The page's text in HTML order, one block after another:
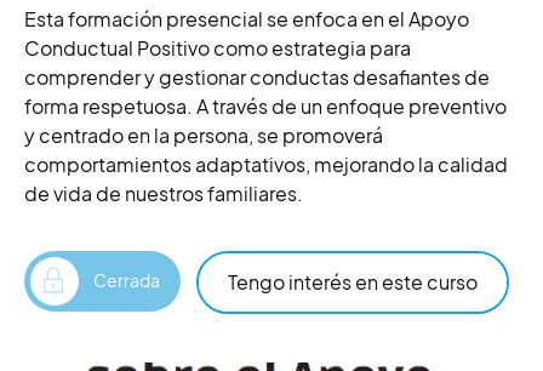
Esta formación presencial se enfoca en el Apoyo
Conductual Positivo como estrategia para
comprender y gestionar conductas desafiantes de
forma respetuosa. A través de un enfoque preventivo
y centrado en la persona, se promoverá
comportamientos adaptativos, mejorando la calidad
de vida de nuestros familiares.
Cerrada Tengo interés en este curso